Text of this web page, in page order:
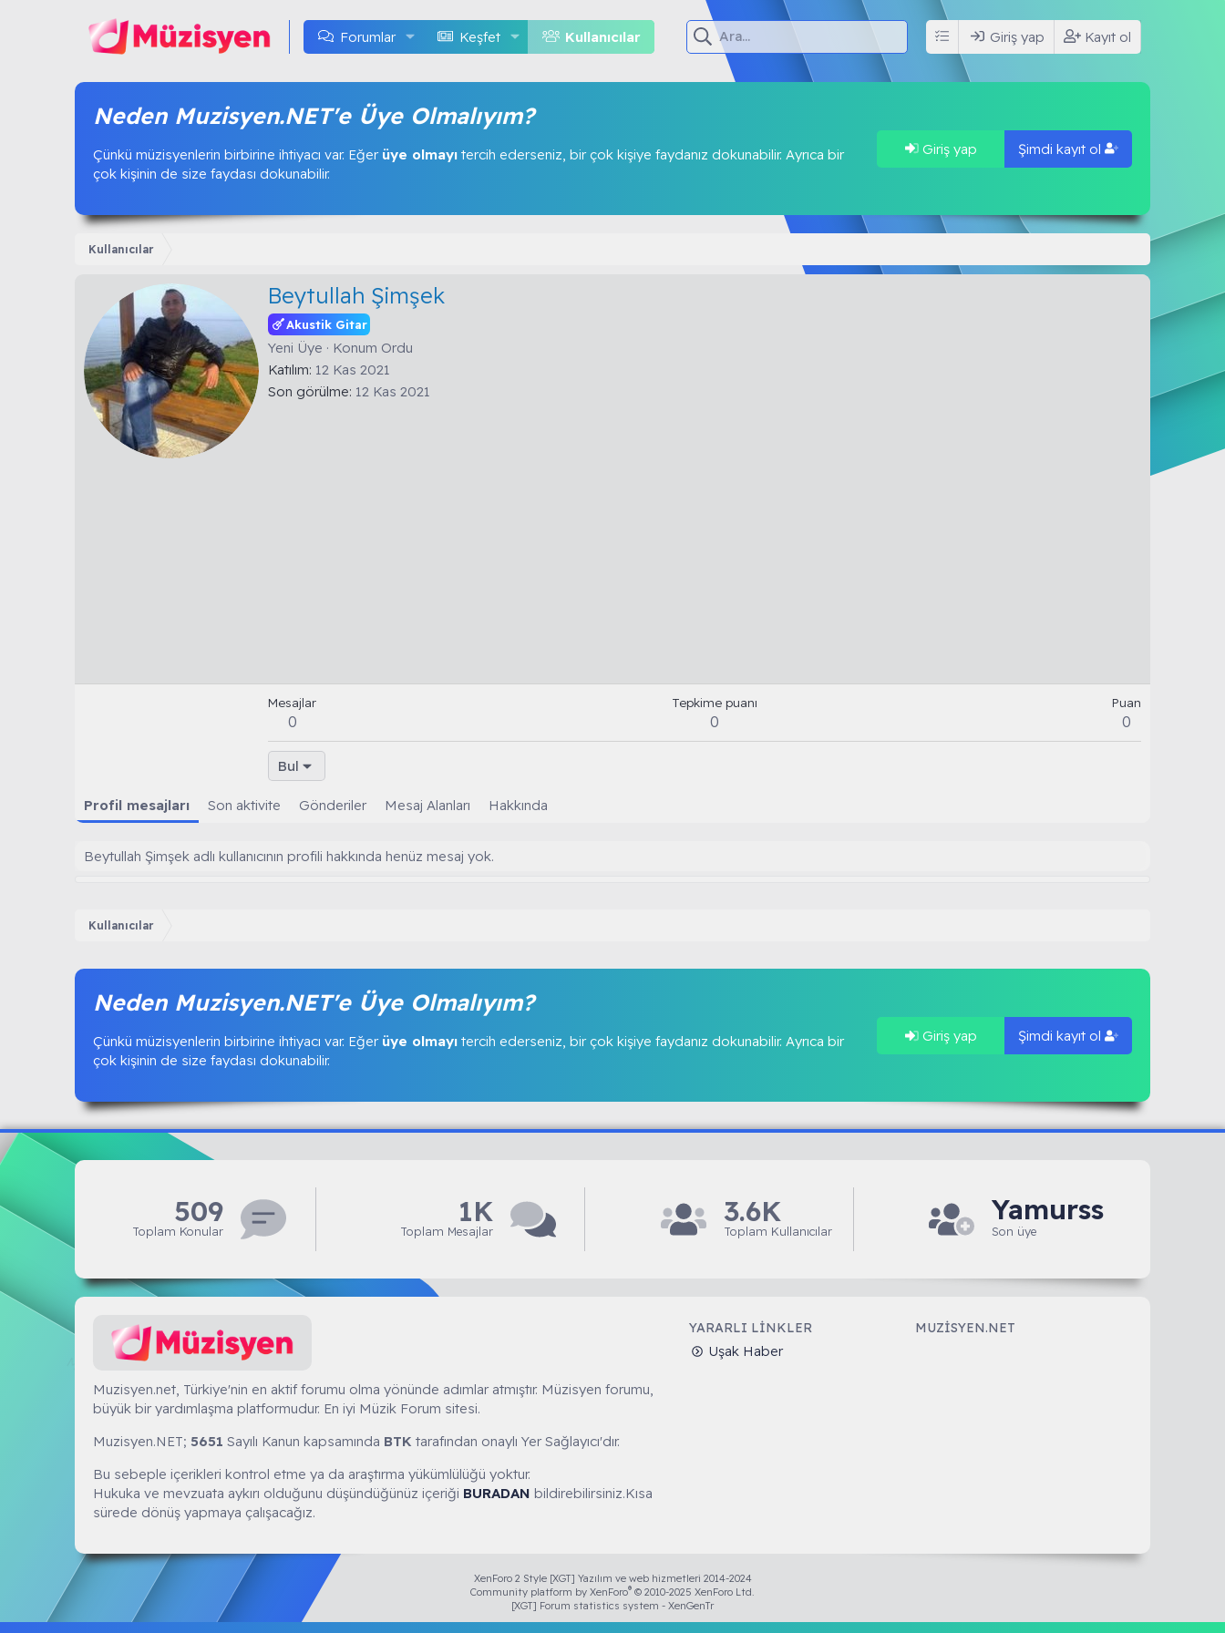
Forumlar Keşfet Kullanıcılar Giriş yap Kayıt ol
Neden Muzisyen.NET'e Üye Olmalıyım?
Çünkü müzisyenlerin birbirine ihtiyacı var. Eğer üye olmayı tercih ederseniz, bir çok kişiye faydanız dokunabilir. Ayrıca bir
çok kişinin de size faydası dokunabilir.
Giriş yap Şimdi kayıt ol
Kullanıcılar
Beytullah Şimşek
Akustik Gitar
Yeni Üye · Konum Ordu
Katılım 12 Kas 2021
Son görülme 12 Kas 2021
Mesajlar
0
Tepkime puanı
0
Puan
0
Bul
Profil mesajları Son aktivite Gönderiler Mesaj Alanları Hakkında
Beytullah Şimşek adlı kullanıcının profili hakkında henüz mesaj yok.
Kullanıcılar
Neden Muzisyen.NET'e Üye Olmalıyım?
Çünkü müzisyenlerin birbirine ihtiyacı var. Eğer üye olmayı tercih ederseniz, bir çok kişiye faydanız dokunabilir. Ayrıca bir
çok kişinin de size faydası dokunabilir.
Giriş yap Şimdi kayıt ol
Muzisyen.NET
509
Toplam Konular
1K
Toplam Mesajlar
3.6K
Toplam Kullanıcılar
Yamurss
Son üye
Muzisyen.net, Türkiye'nin en aktif forumu olma yönünde adımlar atmıştır. Müzisyen forumu,
büyük bir yardımlaşma platformudur. En iyi Müzik Forum sitesi.
Muzisyen.NET; 5651 Sayılı Kanun kapsamında BTK tarafından onaylı Yer Sağlayıcı'dır.
Bu sebeple içerikleri kontrol etme ya da araştırma yükümlülüğü yoktur.
Hukuka ve mevzuata aykırı olduğunu düşündüğünüz içeriği BURADAN bildirebilirsiniz.Kısa
sürede dönüş yapmaya çalışacağız.
YARARLI LINKLER
Uşak Haber
MUZISYEN.NET
XenForo 2 Style [XGT] Yazılım ve web hizmetleri 2014-2024
Community platform by XenForo® © 2010-2025 XenForo Ltd.
[XGT] Forum statistics system - XenGenTr